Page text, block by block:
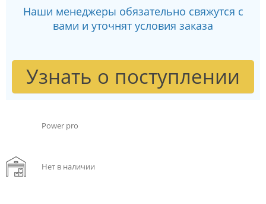
Наши менеджеры обязательно свяжутся с
вами и уточнят условия заказа
Узнать о поступлении
Power pro
Нет в наличии